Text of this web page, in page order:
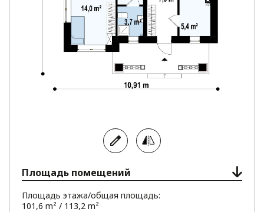
Площадь помещений
Площадь этажа/общая площадь:
101,6 m² / 113,2 m²